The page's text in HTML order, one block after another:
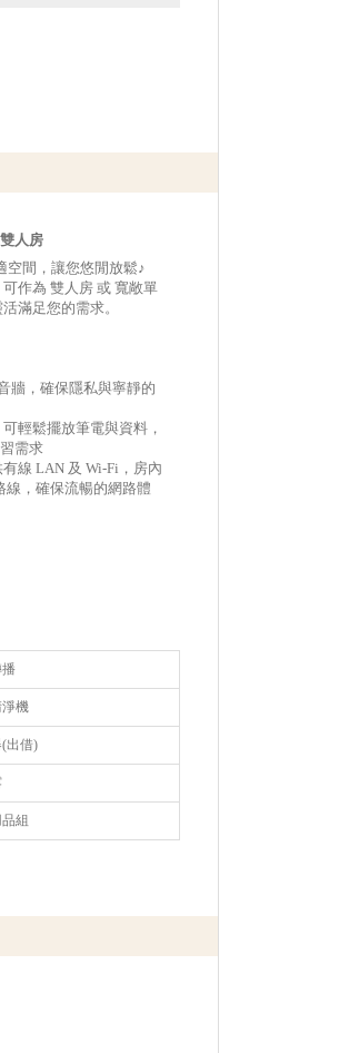
人房
空間，讓您悠閒放鬆♪
作為 雙人房 或 寬敞單
滿足您的需求。
牆，確保隱私與寧靜的
輕鬆擺放筆電與資料，
需求
線 LAN 及 Wi-Fi，房內
線，確保流暢的網路體
淨機
出借)
組